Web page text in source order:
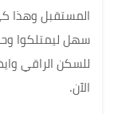
المستقبل وهذا
سهل ليمتلكوا
للسكن الراقي
الآن.